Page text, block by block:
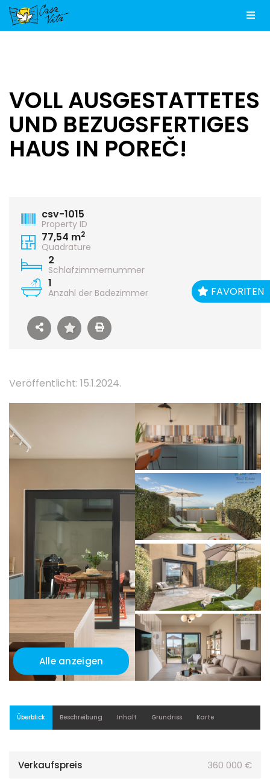
FAVORITEN
VOLL AUSGESTATTETES
UND BEZUGSFERTIGES
HAUS IN POREČ!
csv-1015
Property ID
77,54 m2
Quadrature
2
Schlafzimmernummer
1
Anzahl der Badezimmer
Veröffentlicht: 15.1.2024.
Alle anzeigen
Überblick Beschreibung Inhalt Grundriss Karte
Verkaufspreis 360 000 €